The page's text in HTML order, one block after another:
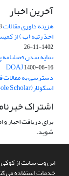
این وب سایت از کوکی
خدمات استفاده می
آخرین اخبار
هزینه داوری مقالات
اخذ رتبه (ب ) از
1402-11-26
نمایه شدن فصلنامه
DOAJ1400-06-16
دسترسی به مقالات
اسکولار(Goole Scholar)
اشتراک
برای دریافت اخبار
شوید.